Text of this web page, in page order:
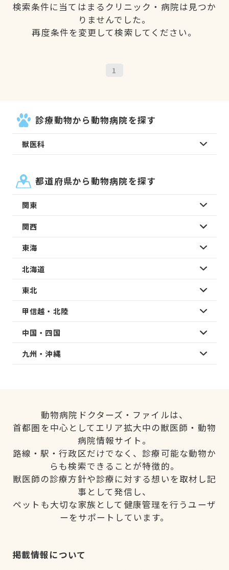
検索条件に当てはまるクリニック・病院は見つか
りませんでした。
再度条件を変更して検索してください。
1
診療動物から動物病院を探す
獣医科
都道府県から動物病院を探す
関東
関西
東海
北海道
東北
甲信越・北陸
中国・四国
九州・沖縄
動物病院ドクターズ・ファイルは、
首都圏を中心としてエリア拡大中の獣医師・動物
病院情報サイト。
路線・駅・行政区だけでなく、診療可能な動物か
らも検索できることが特徴的。
獣医師の診療方針や診療に対する想いを取材し記
事として発信し、
ペットも大切な家族として健康管理を行うユーザ
ーをサポートしています。
掲載情報について